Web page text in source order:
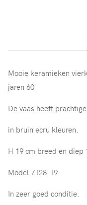
Mooie keramieken
jaren 60
De vaas heeft
in bruin ecru kleuren.
H 19 cm breed en diep
Model 7128-19
In zeer goed conditie.